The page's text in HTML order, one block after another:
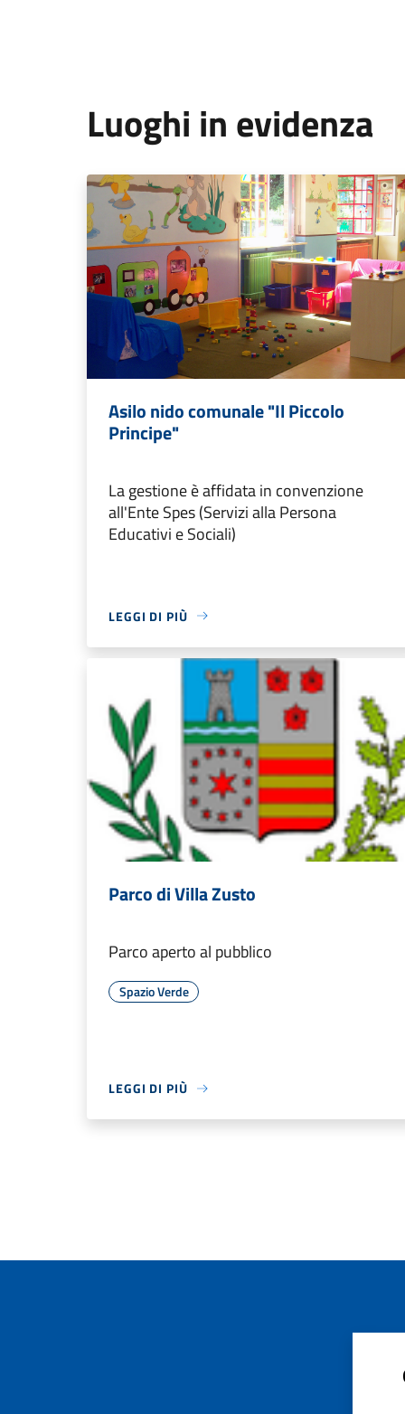
Luoghi in evidenza
Asilo nido comunale "Il Piccolo
Principe"
La gestione è affidata in convenzione
all'Ente Spes (Servizi alla Persona
Educativi e Sociali)
LEGGI DI PIÙ
Parco di Villa Zusto
Parco aperto al pubblico
Spazio Verde
LEGGI DI PIÙ